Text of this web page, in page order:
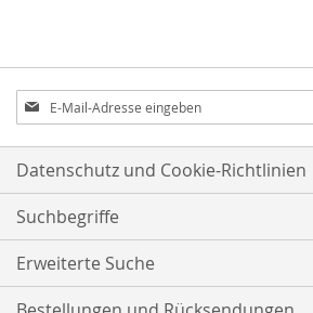
Anmeldung
zum
Newsletter:
Datenschutz und Cookie-Richtlinien
Suchbegriffe
Erweiterte Suche